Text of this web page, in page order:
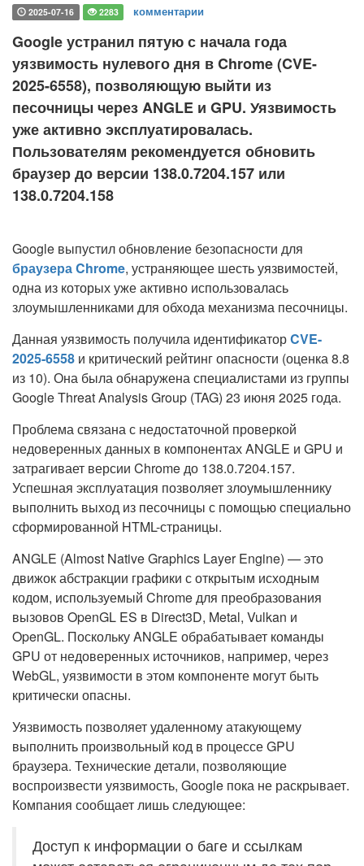
2025-07-16 2283 комментарии
Google устранил пятую с начала года
уязвимость нулевого дня в Chrome (CVE-
2025-6558), позволяющую выйти из
песочницы через ANGLE и GPU. Уязвимость
уже активно эксплуатировалась.
Пользователям рекомендуется обновить
браузер до версии 138.0.7204.157 или
138.0.7204.158
Google выпустил обновление безопасности для
браузера Chrome, устраняющее шесть уязвимостей,
одна из которых уже активно использовалась
злоумышленниками для обхода механизма песочницы.
Данная уязвимость получила идентификаторCVE-
2025-6558 и критический рейтинг опасности (оценка 8.8
из 10). Она была обнаружена специалистами из группы
Google Threat Analysis Group (TAG) 23 июня 2025 года.
Проблема связана с недостаточной проверкой
недоверенных данных в компонентах ANGLE и GPU и
затрагивает версии Chrome до 138.0.7204.157.
Успешная эксплуатация позволяет злоумышленнику
выполнить выход из песочницы с помощью специально
сформированной HTML-страницы.
ANGLE (Almost Native Graphics Layer Engine) — это
движок абстракции графики с открытым исходным
кодом, используемый Chrome для преобразования
вызовов OpenGL ES в Direct3D, Metal, Vulkan и
OpenGL. Поскольку ANGLE обрабатывает команды
GPU от недоверенных источников, например, через
WebGL, уязвимости в этом компоненте могут быть
критически опасны.
Уязвимость позволяет удаленному атакующему
выполнить произвольный код в процессе GPU
браузера. Технические детали, позволяющие
воспроизвести уязвимость, Google пока не раскрывает.
Компания сообщает лишь следующее:
Доступ к информации о баге и ссылкам